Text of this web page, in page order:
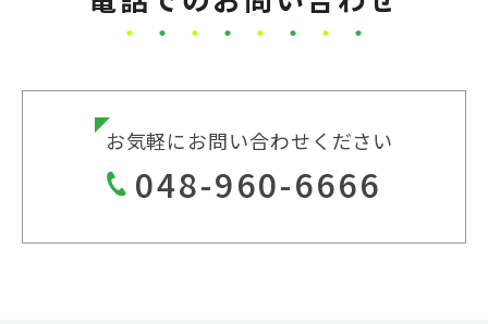
お気軽にお問い合わせください
048-960-6666